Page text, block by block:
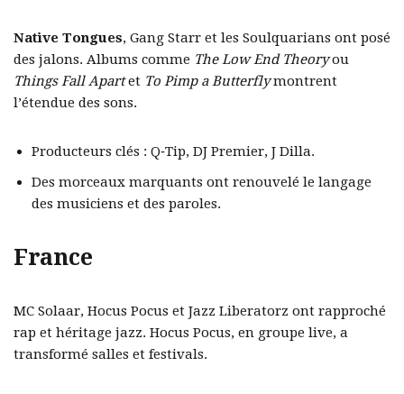
Native Tongues, Gang Starr et les Soulquarians ont posé
des jalons. Albums comme The Low End Theoryou
Things Fall Apartet To Pimp a Butterflymontrent
l’étendue des sons.
Producteurs clés : Q‑Tip, DJ Premier, J Dilla.
Des morceaux marquants ont renouvelé le langage
des musiciens et des paroles.
France
MC Solaar, Hocus Pocus et Jazz Liberatorz ont rapproché
rap et héritage jazz. Hocus Pocus, en groupe live, a
transformé salles et festivals.